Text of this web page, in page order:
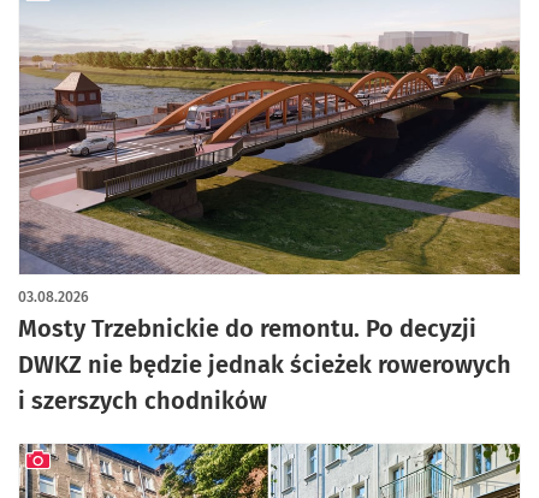
Mosty Trzebnickie do remontu. Po decyzji
DWKZ nie będzie jednak ścieżek rowerowych
i szerszych chodników
03.08.2026
artykuł z galerią zdjęć